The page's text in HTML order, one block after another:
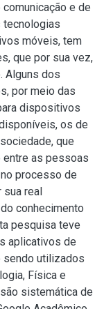
e de
tecnologias
móveis, tem
que por sua vez,
Alguns dos
por meio das
dispositivos
os de
que
entre as pessoas
processo de
sua real
conhecimento
pesquisa teve
aplicativos de
sendo utilizados
Física e
sistemática de